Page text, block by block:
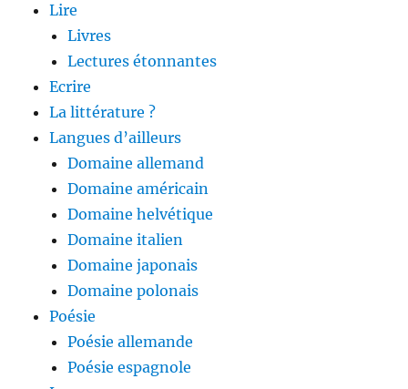
Lire
Livres
Lectures étonnantes
Ecrire
La littérature ?
Langues d’ailleurs
Domaine allemand
Domaine américain
Domaine helvétique
Domaine italien
Domaine japonais
Domaine polonais
Poésie
Poésie allemande
Poésie espagnole